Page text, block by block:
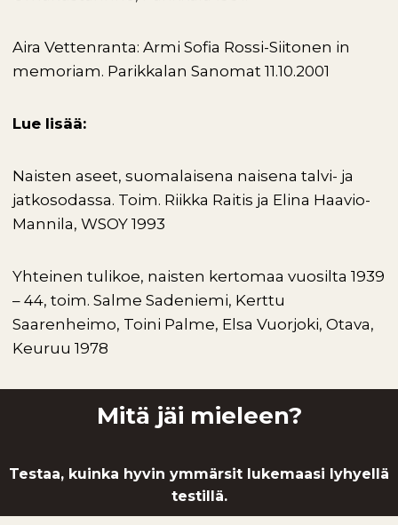
Aira Vettenranta: Armi Sofia Rossi-Siitonen in
memoriam. Parikkalan Sanomat 11.10.2001
Lue lisää:
Naisten aseet, suomalaisena naisena talvi- ja
jatkosodassa. Toim. Riikka Raitis ja Elina Haavio-
Mannila, WSOY 1993
Yhteinen tulikoe, naisten kertomaa vuosilta 1939
– 44, toim. Salme Sadeniemi, Kerttu
Saarenheimo, Toini Palme, Elsa Vuorjoki, Otava,
Keuruu 1978
Mitä jäi mieleen?
Testaa, kuinka hyvin ymmärsit lukemaasi lyhyellä
testillä.